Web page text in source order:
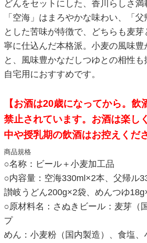
どんをセットにした、香川らしさ満
「空海」はまろやかな味わい、「
とした苦味が特徴で、どちらも麦
寧に仕込んだ本格派。小麦の風味豊
と、風味豊かなだしつゆとの相性
自宅用におすすめです。
【お酒は20歳になってから。飲
禁止されています。お酒は楽し
中や授乳期の飲酒はお控えくだ
商品規格
○名称：ビール＋小麦加工品
○内容量：空海330ml×2本、父帰ル
讃岐うどん200g×2袋、めんつゆ
○原材料名：さぬきビール：麦芽（
プ
めん：小麦粉（国内製造）、食塩、